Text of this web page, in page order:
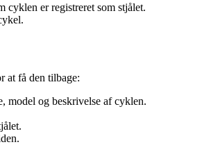
cyklen er registreret som stjålet.
at få den tilbage:
model og beskrivelse af cyklen.